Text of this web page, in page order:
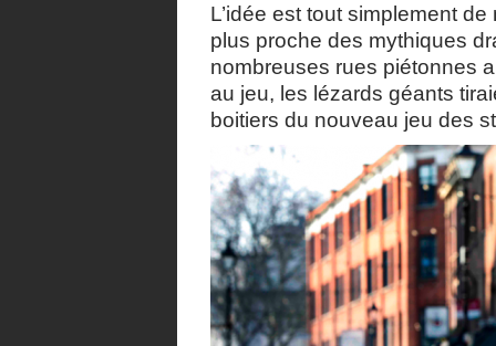
L’idée est tout simplement
plus proche des mythiques
nombreuses rues piétonnes
au jeu, les lézards géants
boitiers du nouveau jeu des